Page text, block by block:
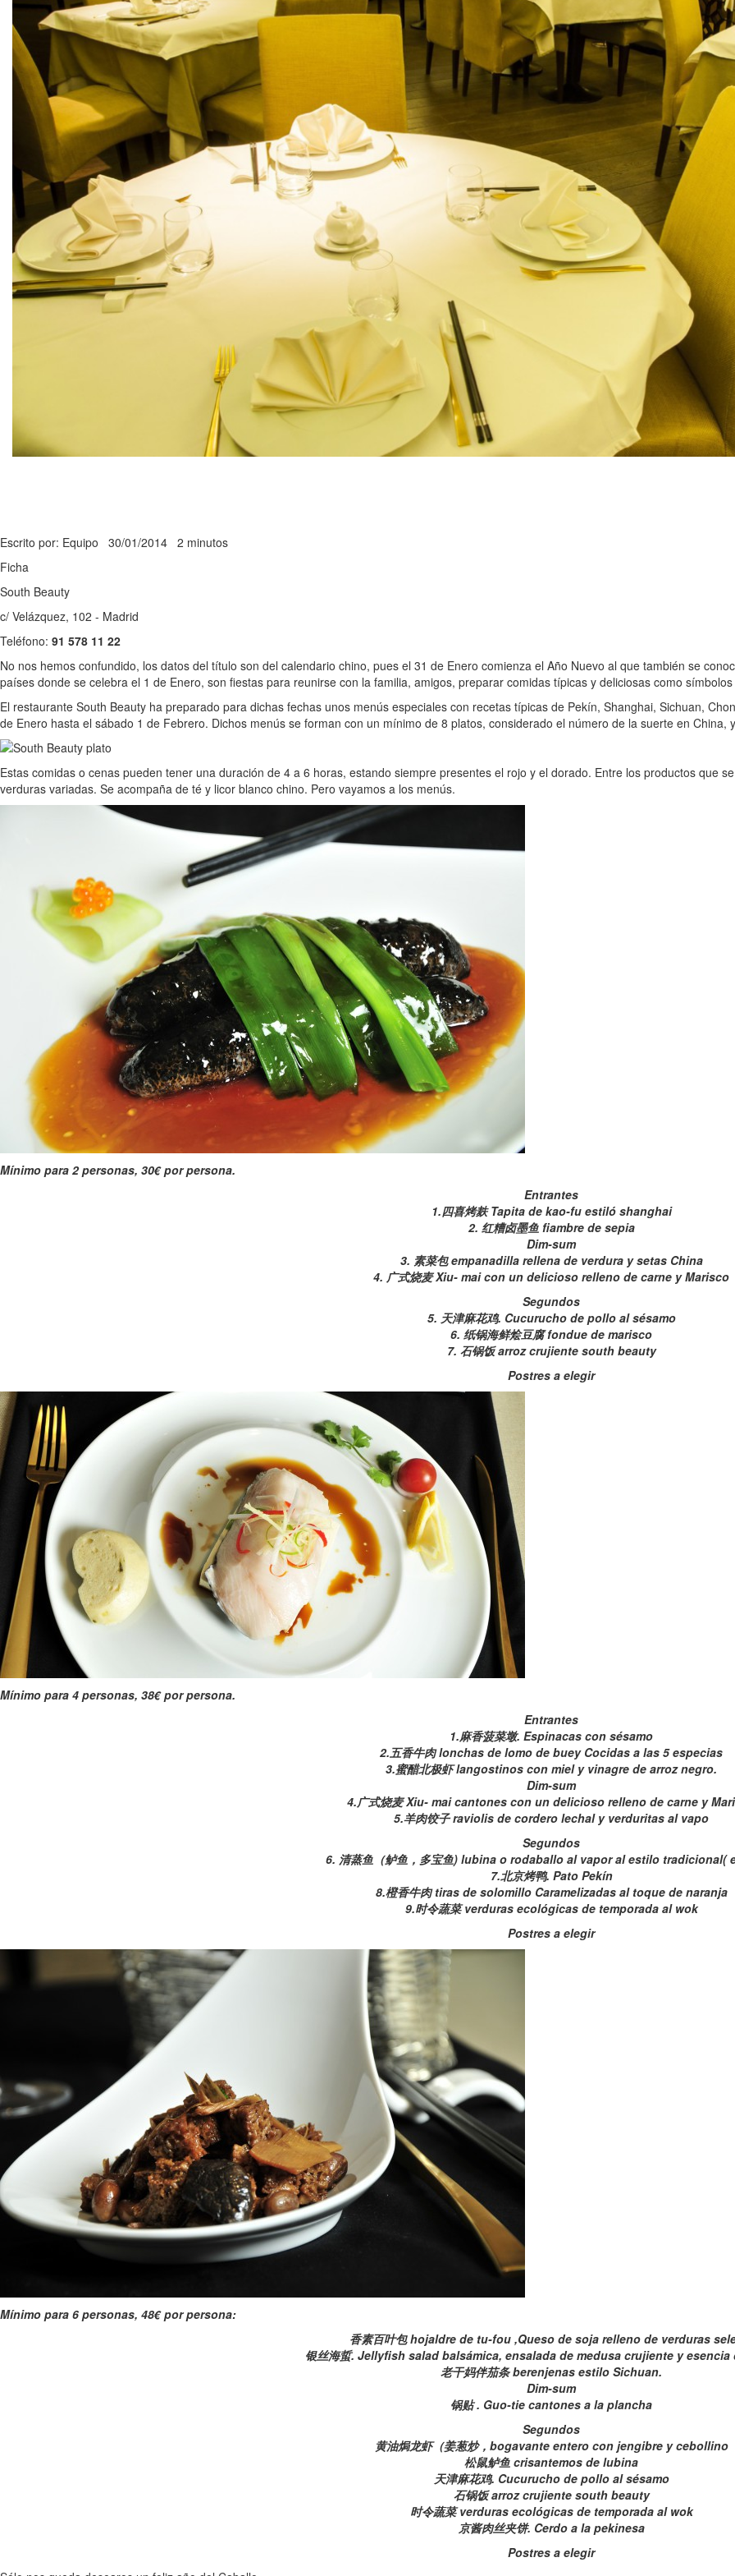
Escrito por: Equipo 30/01/2014 2 minutos
Ficha
South Beauty
c/ Velázquez, 102 - Madrid
Teléfono: 91 578 11 22
No nos hemos confundido, los datos del título son del calendario chino, pues el 31 de Enero comienza el Año Nuevo al que también se
países donde se celebra el 1 de Enero, son fiestas para reunirse con la familia, amigos, preparar comidas típicas y deliciosas como
El restaurante South Beauty ha preparado para dichas fechas unos menús especiales con recetas típicas de Pekín, Shanghai, Sichuan,
de Enero hasta el sábado 1 de Febrero. Dichos menús se forman con un mínimo de 8 platos, considerado el número de la suerte en China,
Estas comidas o cenas pueden tener una duración de 4 a 6 horas, estando siempre presentes el rojo y el dorado. Entre los productos que
verduras variadas. Se acompaña de té y licor blanco chino. Pero vayamos a los menús.
Mínimo para 2 personas, 30€ por persona.
Entrantes
1.四喜烤麸 Tapita de kao-fu estiló shanghai
2. 红糟卤墨鱼 fiambre de sepia
Dim-sum
3. 素菜包 empanadilla rellena de verdura y setas China
4. 广式烧麦 Xiu- mai con un delicioso relleno de carne y Marisco
Segundos
5. 天津麻花鸡. Cucurucho de pollo al sésamo
6. 纸锅海鲜烩豆腐 fondue de marisco
7. 石锅饭 arroz crujiente south beauty
Postres a elegir
Mínimo para 4 personas, 38€ por persona.
Entrantes
1.麻香菠菜墩. Espinacas con sésamo
2.五香牛肉 lonchas de lomo de buey Cocidas a las 5 especias
3.蜜醋北极虾 langostinos con miel y vinagre de arroz negro.
Dim-sum
4.广式烧麦 Xiu- mai cantones con un delicioso relleno de carne y
5.羊肉饺子 raviolis de cordero lechal y verduritas al vapo
Segundos
6. 清蒸鱼（鲈鱼，多宝鱼) lubina o rodaballo al vapor al estilo tradicional(
7.北京烤鸭. Pato Pekín
8.橙香牛肉 tiras de solomillo Caramelizadas al toque de naranja
9.时令蔬菜 verduras ecológicas de temporada al wok
Postres a elegir
Mínimo para 6 personas, 48€ por persona:
香素百叶包 hojaldre de tu-fou ,Queso de soja relleno de verduras
银丝海蜇. Jellyfish salad balsámica, ensalada de medusa crujiente y
老干妈伴茄条 berenjenas estilo Sichuan.
Dim-sum
锅贴 . Guo-tie cantones a la plancha
Segundos
黄油焗龙虾（姜葱炒，bogavante entero con jengibre y cebollino
松鼠鲈鱼 crisantemos de lubina
天津麻花鸡. Cucurucho de pollo al sésamo
石锅饭 arroz crujiente south beauty
时令蔬菜 verduras ecológicas de temporada al wok
京酱肉丝夹饼. Cerdo a la pekinesa
Postres a elegir